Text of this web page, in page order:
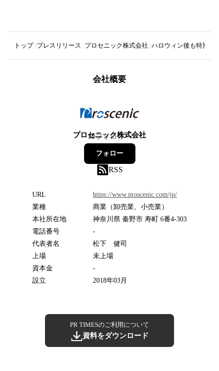
トップ プレスリリース プロセニック株式会社 ハロウィン後も特別割
会社概要
プロセニック株式会社
10フォロワー
フォロー
RSS
URL
https://www.proscenic.com/jp/
業種
商業（卸売業、小売業）
本社所在地
神奈川県 秦野市 寿町 6番4-303
電話番号
-
代表者名
松下 健司
上場
未上場
資本金
-
設立
2018年03月
PR TIMESのご利用について
資料をダウンロード